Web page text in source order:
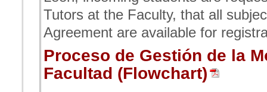
Tutors at the Faculty, that all
Agreement are available for
Proceso de Gestión de la
Facultad (Flowchart)